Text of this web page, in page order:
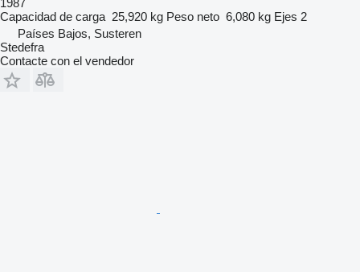
Capacidad de carga 25,920 kg Peso neto 6,080 kg Ejes 2
Países Bajos, Susteren
Stedefra
Contacte con el vendedor